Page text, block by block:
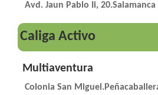
Avd. Jaun Pablo Ii, 20.Salamanca
Caliga Activo
Multiaventura
Colonia San